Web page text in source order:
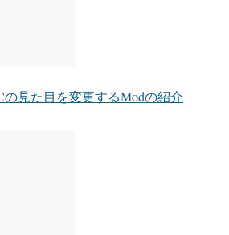
の見た目を変更するModの紹介